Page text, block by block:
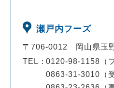
瀬戸内フーズ
〒706-0012
岡山県玉
TEL：0120-98-1158（
0863-31-3010（